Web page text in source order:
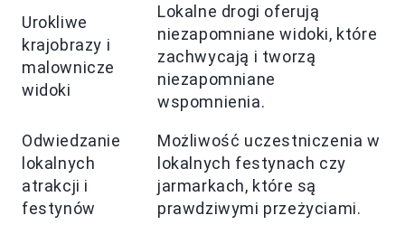
Urokliwe
krajobrazy i
malownicze
widoki
Lokalne drogi oferują
niezapomniane widoki, które
zachwycają i tworzą
niezapomniane
wspomnienia.
Odwiedzanie
lokalnych
atrakcji i
festynów
Możliwość uczestniczenia w
lokalnych festynach czy
jarmarkach, które są
prawdziwymi przeżyciami.